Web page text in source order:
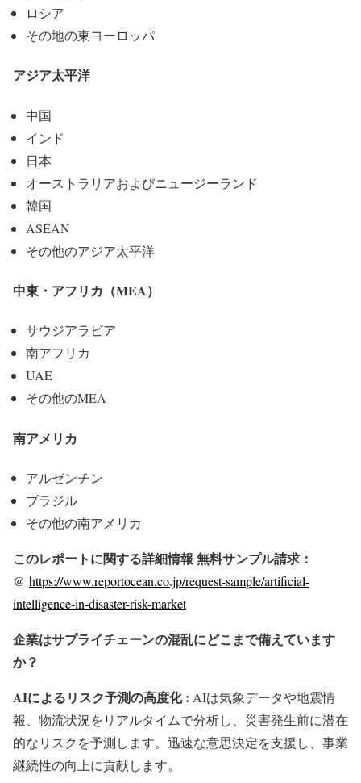
ロシア
その地の東ヨーロッパ
アジア太平洋
中国
インド
日本
オーストラリアおよびニュージーランド
韓国
ASEAN
その他のアジア太平洋
中東・アフリカ（MEA）
サウジアラビア
南アフリカ
UAE
その他のMEA
南アメリカ
アルゼンチン
ブラジル
その他の南アメリカ
このレポートに関する詳細情報 無料サンプル請求：
@ https://www.reportocean.co.jp/request-sample/artificial-
intelligence-in-disaster-risk-market
企業はサプライチェーンの混乱にどこまで備えています
か？
AIによるリスク予測の高度化 : AIは気象データや地震情
報、物流状況をリアルタイムで分析し、災害発生前に潜在
的なリスクを予測します。迅速な意思決定を支援し、事業
継続性の向上に貢献します。